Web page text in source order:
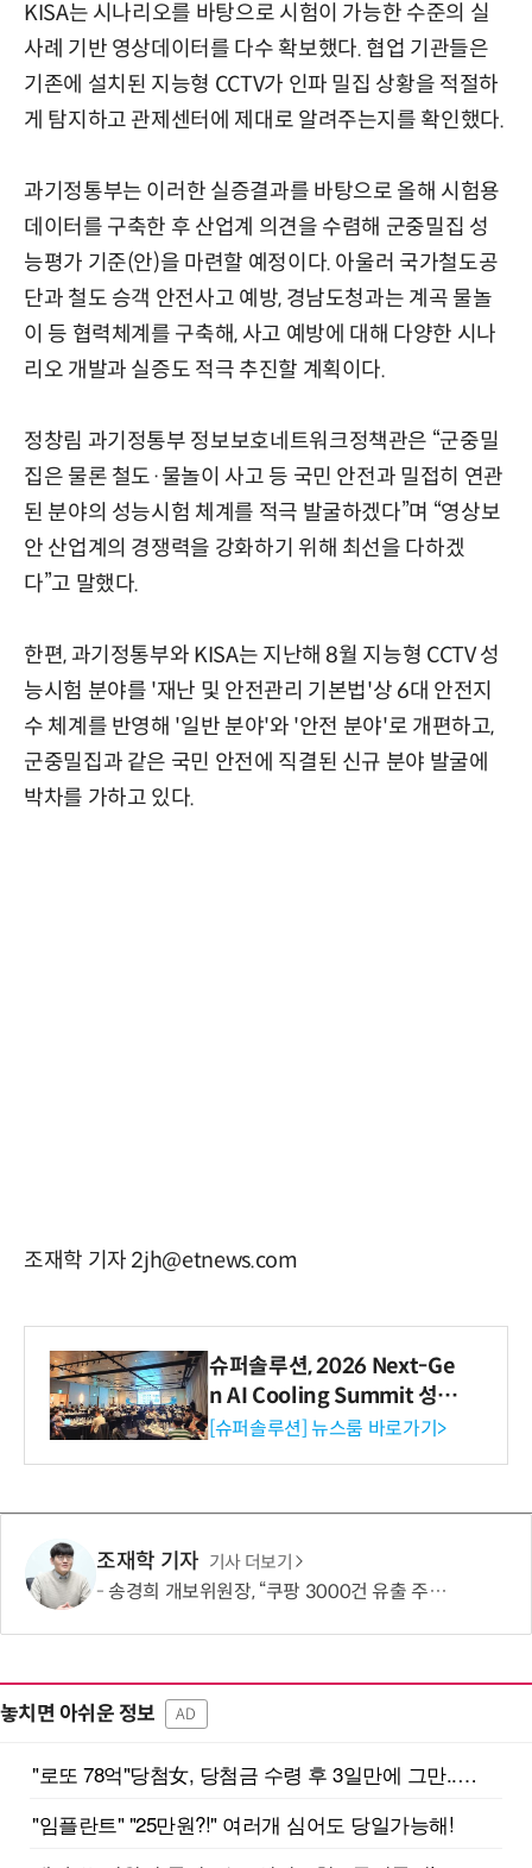
KISA는 시나리오를 바탕으로 시험이 가능한 수준의 실
사례 기반 영상데이터를 다수 확보했다. 협업 기관들은
기존에 설치된 지능형 CCTV가 인파 밀집 상황을 적절하
게 탐지하고 관제센터에 제대로 알려주는지를 확인했다.
과기정통부는 이러한 실증결과를 바탕으로 올해 시험용
데이터를 구축한 후 산업계 의견을 수렴해 군중밀집 성
능평가 기준(안)을 마련할 예정이다. 아울러 국가철도공
단과 철도 승객 안전사고 예방, 경남도청과는 계곡 물놀
이 등 협력체계를 구축해, 사고 예방에 대해 다양한 시나
리오 개발과 실증도 적극 추진할 계획이다.
정창림 과기정통부 정보보호네트워크정책관은 “군중밀
집은 물론 철도·물놀이 사고 등 국민 안전과 밀접히 연관
된 분야의 성능시험 체계를 적극 발굴하겠다”며 “영상보
안 산업계의 경쟁력을 강화하기 위해 최선을 다하겠
다”고 말했다.
한편, 과기정통부와 KISA는 지난해 8월 지능형 CCTV 성
능시험 분야를 '재난 및 안전관리 기본법'상 6대 안전지
수 체계를 반영해 '일반 분야'와 '안전 분야'로 개편하고,
군중밀집과 같은 국민 안전에 직결된 신규 분야 발굴에
박차를 가하고 있다.
조재학 기자 2jh@etnews.com
슈퍼솔루션, 2026 Next-Ge
n AI Cooling Summit 성황
리 성료
[슈퍼솔루션] 뉴스룸 바로가기>
조재학 기자 기사 더보기
송경희 개보위원장, “쿠팡 3000건 유출 주장 사실과 달라…엄정 처분할 것”
놓치면 아쉬운 정보 AD